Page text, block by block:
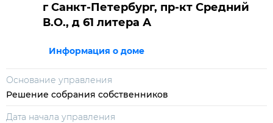
г Санкт-Петербург, пр-кт Средний
В.О., д 61 литера А
Информация о доме
Основание управления
Решение собрания собственников
Дата начала управления